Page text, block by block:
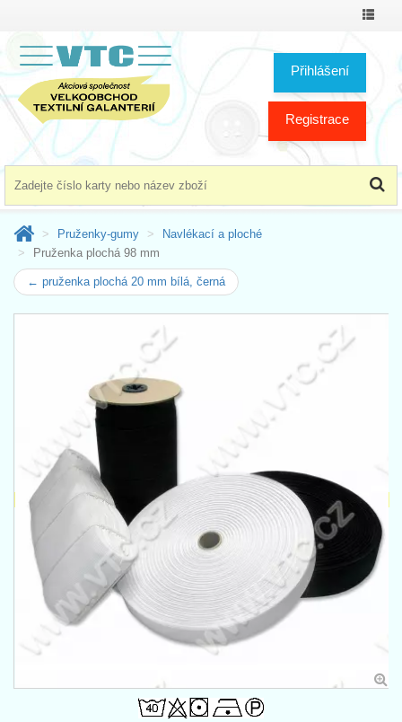
Přihlášení
Registrace
Pruženky-gumy
Navlékací a ploché
Pruženka plochá 98 mm
← pruženka plochá 20 mm bílá, černá